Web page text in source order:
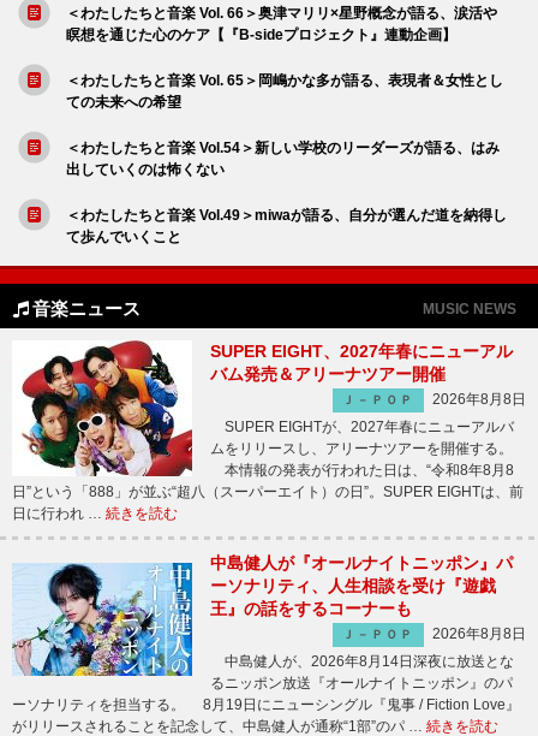
＜わたしたちと音楽 Vol. 66＞奥津マリリ×星野概念が語る、涙活や
瞑想を通じた心のケア【『B-sideプロジェクト』連動企画】
＜わたしたちと音楽 Vol. 65＞岡嶋かな多が語る、表現者＆女性とし
ての未来への希望
＜わたしたちと音楽 Vol.54＞新しい学校のリーダーズが語る、はみ
出していくのは怖くない
＜わたしたちと音楽 Vol.49＞miwaが語る、自分が選んだ道を納得し
て歩んでいくこと
音楽ニュース MUSIC NEWS
SUPER EIGHT、2027年春にニューアル
バム発売＆アリーナツアー開催
Ｊ－ＰＯＰ
2026年8月8日
SUPER EIGHTが、2027年春にニューアルバ
ムをリリースし、アリーナツアーを開催する。
本情報の発表が行われた日は、“令和8年8月8
日”という「888」が並ぶ“超八（スーパーエイト）の日”。SUPER EIGHTは、前
日に行われ … 続きを読む
中島健人が『オールナイトニッポン』パ
ーソナリティ、人生相談を受け『遊戯
王』の話をするコーナーも
Ｊ－ＰＯＰ
2026年8月8日
中島健人が、2026年8月14日深夜に放送とな
るニッポン放送『オールナイトニッポン』のパ
ーソナリティを担当する。 8月19日にニューシングル『鬼事 / Fiction Love』
がリリースされることを記念して、中島健人が通称“1部”のパ … 続きを読む